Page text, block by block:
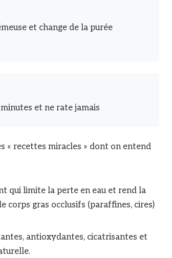
et change de la purée
et ne rate jamais
« recettes miracles » dont on entend
qui limite la perte en eau et rend la
corps gras occlusifs (paraffines, cires)
antioxydantes, cicatrisantes et